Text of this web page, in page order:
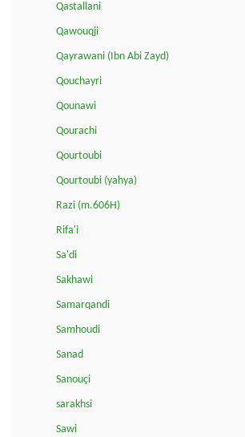
Qastallani
Qawouqji
Qayrawani (Ibn Abi Zayd)
Qouchayri
Qounawi
Qourachi
Qourtoubi
Qourtoubi (yahya)
Razi (m.606H)
Rifa'i
Sa'di
Sakhawi
Samarqandi
Samhoudi
Sanad
Sanouçi
sarakhsi
Sawi